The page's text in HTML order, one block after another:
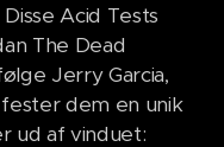
Disse Acid Tests
The Dead
Jerry Garcia,
dem en unik
ud af vinduet: